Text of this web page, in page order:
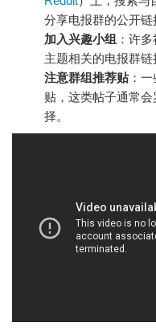
分享电报群的公开链
加入兴趣小组 ：许
主题相关的电报群链
注意群组推荐贴：一
贴，这类帖子通常
择。